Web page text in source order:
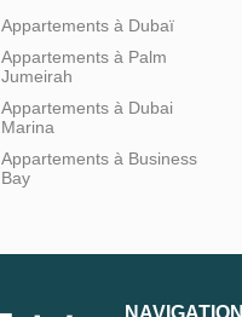
Appartements à Dubaï
Appartements à Palm
Jumeirah
Appartements à Dubai
Marina
Appartements à Business
Bay
NAVIGATION